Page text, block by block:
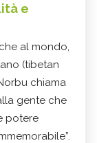
e
al mondo,
(tibetan
chiama
gente che
potere